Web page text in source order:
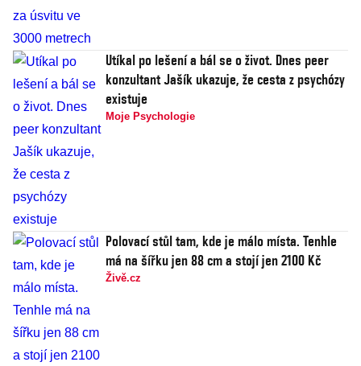
Utíkal po lešení a bál se o život. Dnes peer
konzultant Jašík ukazuje, že cesta z psychózy
existuje
Moje Psychologie
Polovací stůl tam, kde je málo místa. Tenhle
má na šířku jen 88 cm a stojí jen 2100 Kč
Živě.cz